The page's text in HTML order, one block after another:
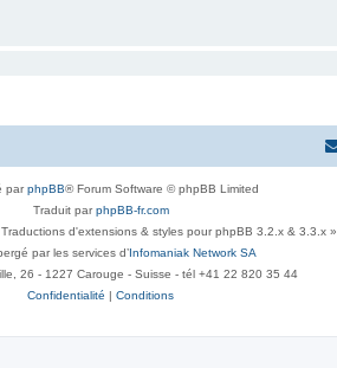
parphpBB® Forum Software © phpBB Limited
Traduit parphpBB-fr.com
d'extensions & styles pour phpBB 3.2.x & 3.3.x »
par les services d’Infomaniak Network SA
26 - 1227 Carouge - Suisse - tél +41 22 820 35 44
Confidentialité | Conditions